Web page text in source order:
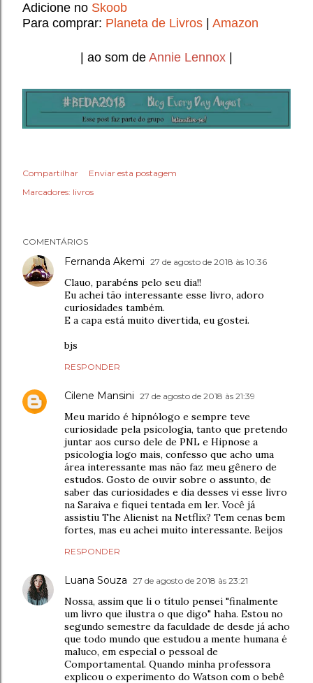
Adicione no Skoob
Para comprar: Planeta de Livros Amazon
| ao som de Annie Lennox
Compartilhar
Enviar esta postagem
Marcadores: livros
COMENTÁRIOS
Fernanda Akemi 27 de agosto de 2018 às 10:36
Clauo, parabéns pelo seu dia!!
Eu achei tão interessante esse livro, adoro
curiosidades também.
E a capa está muito divertida, eu gostei.
bjs
RESPONDER
Cilene Mansini 27 de agosto de 2018 às 21:39
Meu marido é hipnólogo e sempre teve
curiosidade pela psicologia, tanto que pretendo
juntar aos curso dele de PNL e Hipnose a
psicologia logo mais, confesso que acho uma
área interessante mas não faz meu gênero de
estudos. Gosto de ouvir sobre o assunto, de
saber das curiosidades e dia desses vi esse livro
na Saraiva e fiquei tentada em ler. Você já
assistiu The Alienist na Netflix? Tem cenas bem
fortes, mas eu achei muito interessante. Beijos
RESPONDER
Luana Souza 27 de agosto de 2018 às 23:21
Nossa, assim que li o título pensei "finalmente
um livro que ilustra o que digo" haha. Estou no
segundo semestre da faculdade de desde já acho
que todo mundo que estudou a mente humana é
maluco, em especial o pessoal de
Comportamental. Quando minha professora
explicou o experimento do Watson com o bebê